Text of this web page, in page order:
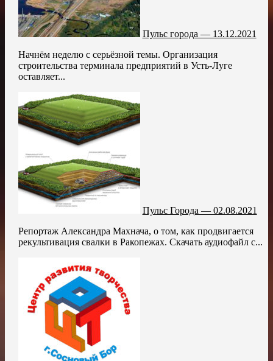
Пульс города — 13.12.2021
Начнём неделю с серьёзной темы. Организация
строительства терминала предприятий в Усть-Луге
оставляет...
Пульс Города — 02.08.2021
Репортаж Александра Махнача, о том, как продвигается
рекультивация свалки в Ракопежах. Скачать аудиофайл с...